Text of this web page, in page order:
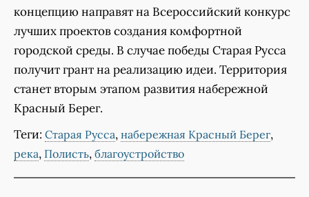
концепцию направят на Всероссийский конкурс
лучших проектов создания комфортной
городской среды. В случае победы Старая Русса
получит грант на реализацию идеи. Территория
станет вторым этапом развития набережной
Красный Берег.
Теги: Старая Русса, набережная Красный Берег,
река, Полисть, благоустройство